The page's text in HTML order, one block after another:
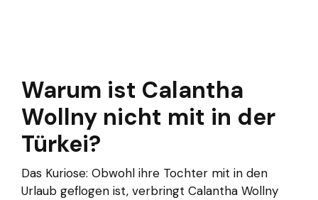
Warum ist Calantha
Wollny nicht mit in der
Türkei?
Das Kuriose: Obwohl ihre Tochter mit in den
Urlaub geflogen ist, verbringt Calantha Wollny